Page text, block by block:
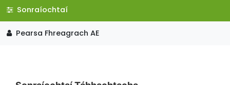
Sonraíochtaí
Pearsa Fhreagrach AE